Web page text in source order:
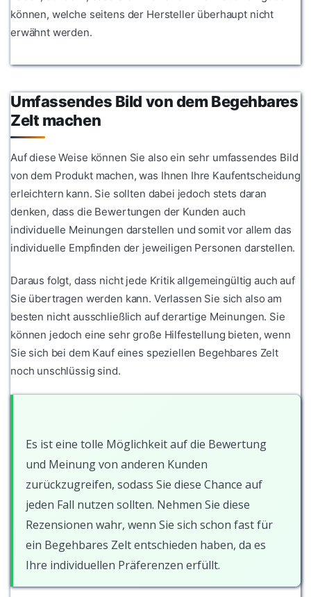
können, welche seitens der Hersteller überhaupt nicht
erwähnt werden.
Umfassendes Bild von dem Begehbares
Zelt machen
Auf diese Weise können Sie also ein sehr umfassendes Bild
von dem Produkt machen, was Ihnen Ihre Kaufentscheidung
erleichtern kann. Sie sollten dabei jedoch stets daran
denken, dass die Bewertungen der Kunden auch
individuelle Meinungen darstellen und somit vor allem das
individuelle Empfinden der jeweiligen Personen darstellen.
Daraus folgt, dass nicht jede Kritik allgemeingültig auch auf
Sie übertragen werden kann. Verlassen Sie sich also am
besten nicht ausschließlich auf derartige Meinungen. Sie
können jedoch eine sehr große Hilfestellung bieten, wenn
Sie sich bei dem Kauf eines speziellen Begehbares Zelt
noch unschlüssig sind.
Es ist eine tolle Möglichkeit auf die Bewertung
und Meinung von anderen Kunden
zurückzugreifen, sodass Sie diese Chance auf
jeden Fall nutzen sollten. Nehmen Sie diese
Rezensionen wahr, wenn Sie sich schon fast für
ein Begehbares Zelt entschieden haben, da es
Ihre individuellen Präferenzen erfüllt.